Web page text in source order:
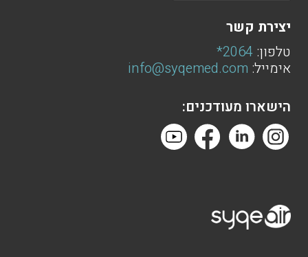
יצירת קשר
טלפון: 2064*
אימייל: info@syqemed.com
הישארו מעודכנים: